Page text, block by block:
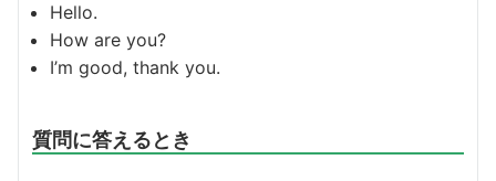
Hello.
How are you?
I’m good, thank you.
質問に答えるとき